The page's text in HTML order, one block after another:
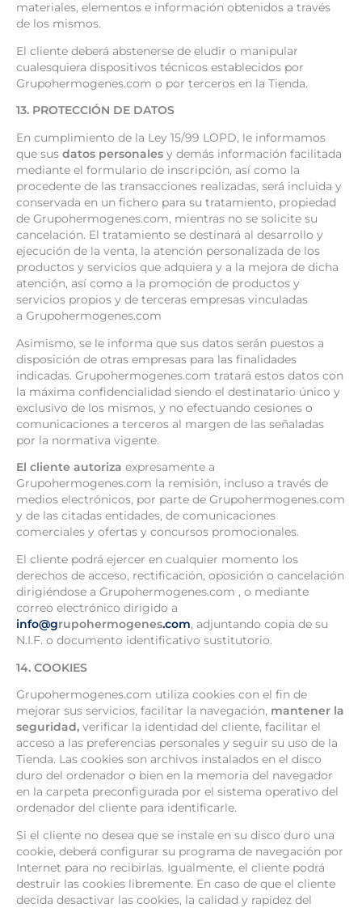
materiales, elementos e información obtenidos a través
de los mismos.
El cliente deberá abstenerse de eludir o manipular
cualesquiera dispositivos técnicos establecidos por
Grupohermogenes.com o por terceros en la Tienda.
13. PROTECCIÓN DE DATOS
En cumplimiento de la Ley 15/99 LOPD, le informamos
que sus datos personales y demás información facilitada
mediante el formulario de inscripción, así como la
procedente de las transacciones realizadas, será incluida y
conservada en un fichero para su tratamiento, propiedad
de Grupohermogenes.com, mientras no se solicite su
cancelación. El tratamiento se destinará al desarrollo y
ejecución de la venta, la atención personalizada de los
productos y servicios que adquiera y a la mejora de dicha
atención, así como a la promoción de productos y
servicios propios y de terceras empresas vinculadas
a Grupohermogenes.com
Asimismo, se le informa que sus datos serán puestos a
disposición de otras empresas para las finalidades
indicadas. Grupohermogenes.com tratará estos datos con
la máxima confidencialidad siendo el destinatario único y
exclusivo de los mismos, y no efectuando cesiones o
comunicaciones a terceros al margen de las señaladas
por la normativa vigente.
El cliente autoriza expresamente a
Grupohermogenes.com la remisión, incluso a través de
medios electrónicos, por parte de Grupohermogenes.com
y de las citadas entidades, de comunicaciones
comerciales y ofertas y concursos promocionales.
El cliente podrá ejercer en cualquier momento los
derechos de acceso, rectificación, oposición o cancelación
dirigiéndose a Grupohermogenes.com , o mediante
correo electrónico dirigido a
info@grupohermogenes.com, adjuntando copia de su
N.I.F. o documento identificativo sustitutorio.
14. COOKIES
Grupohermogenes.com utiliza cookies con el fin de
mejorar sus servicios, facilitar la navegación, mantener la
seguridad, verificar la identidad del cliente, facilitar el
acceso a las preferencias personales y seguir su uso de la
Tienda. Las cookies son archivos instalados en el disco
duro del ordenador o bien en la memoria del navegador
en la carpeta preconfigurada por el sistema operativo del
ordenador del cliente para identificarle.
Si el cliente no desea que se instale en su disco duro una
cookie, deberá configurar su programa de navegación por
Internet para no recibirlas. Igualmente, el cliente podrá
destruir las cookies libremente. En caso de que el cliente
decida desactivar las cookies, la calidad y rapidez del